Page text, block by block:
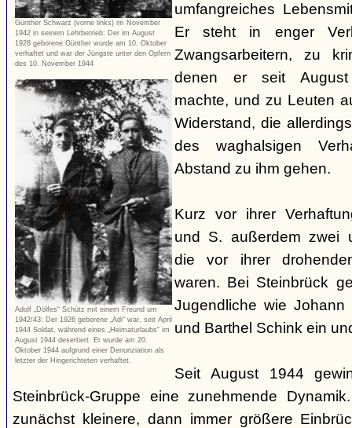
Günther Schwarz (vorne links) im November
1942 in seinem Lehrbetrieb: Der im August
1928 geborene Günther wurde am 10. Oktober
verhaftet und war der Jüngste unter den Opfern
des 10. November 1944
Adolf „Dölfes“ Schütz mit einem Freund um
1942/43: Der 1926 geborene „Adi“ war, seit April
1944 Soldat, während eines „Heimaturlaubs“ im
August 1944 desertiert. Er wurde am 20.
Oktober 1944 aufgrund einer Denunziation als
letzter der Hingerichteten verhaftet.
umfangreiches
Er steht in enger
Zwangsarbeitern, zu
denen er seit August
machte, und zu Leuten
Widerstand, die
des waghalsigen
Abstand zu ihm gehen.
Kurz vor ihrer
und S. außerdem zwei
die vor ihrer
waren. Bei Steinbrück
Jugendliche wie Johann
und Barthel Schink ein
Seit August 1944
Steinbrück-Gruppe eine zunehmende
zunächst kleinere, dann immer größere